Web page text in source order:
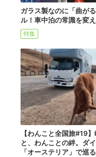
ガラス製なのに「曲が
ル！車中泊の常識を変
特集
【わんこと全国旅#19
と、わんことの絆。ダ
「オーステリア」で巡